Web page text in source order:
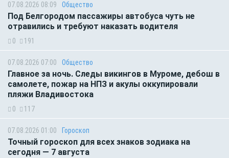
07.08.2026 08:09 Общество
Под Белгородом пассажиры автобуса чуть не
отравились и требуют наказать водителя
0 191
07.08.2026 07:00 Общество
Главное за ночь. Следы викингов в Муроме, дебош в
самолете, пожар на НПЗ и акулы оккупировали
пляжи Владивостока
0 117
07.08.2026 01:00 Гороскоп
Точный гороскоп для всех знаков зодиака на
сегодня — 7 августа